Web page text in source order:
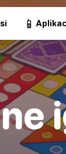
📱